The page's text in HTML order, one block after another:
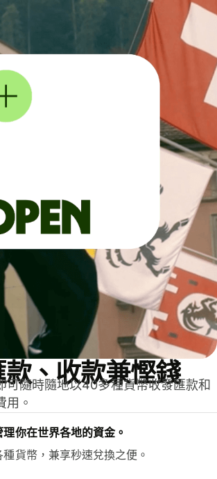
、收款兼慳錢
可隨時隨地以40多種貨幣收發匯款和
用。
你在世界各地的資金。
貨幣，兼享秒速兌換之便。